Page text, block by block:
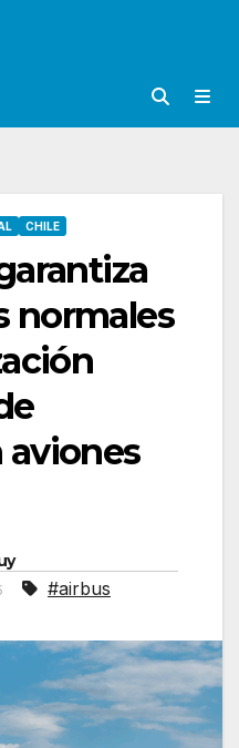
CHILE
normales
#airbus